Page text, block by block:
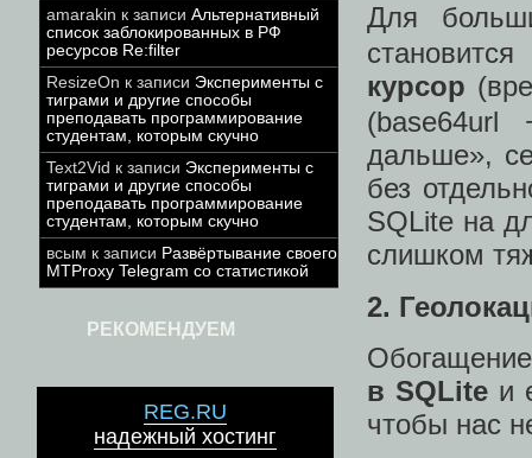
amarakin к записи Альтернативный
список заблокированных в РФ
ресурсов Re:filter
ResizeOn к записи Эксперименты с
тиграми и другие способы
преподавать программирование
студентам, которым скучно
Text2Vid к записи Эксперименты с
тиграми и другие способы
преподавать программирование
студентам, которым скучно
всым к записи Развёртывание своего
MTProxy Telegram со статистикой
РЕКОМЕНДУЕМ
REG.RU
надежный хостинг
Для
курсор
дальше»,
без
SQLite на
слишком
2.
в SQLite и
чтобы нас